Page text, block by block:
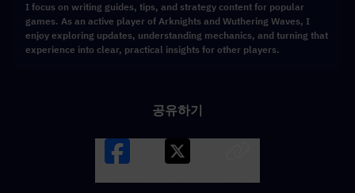
I focus on writing guides, tips, and strategy content for popular
games. As an active player of Arknights and Wuthering Waves, I
enjoy exploring updates, understanding mechanics, and turning that
experience into clear, practical insights for other players.
공유하기